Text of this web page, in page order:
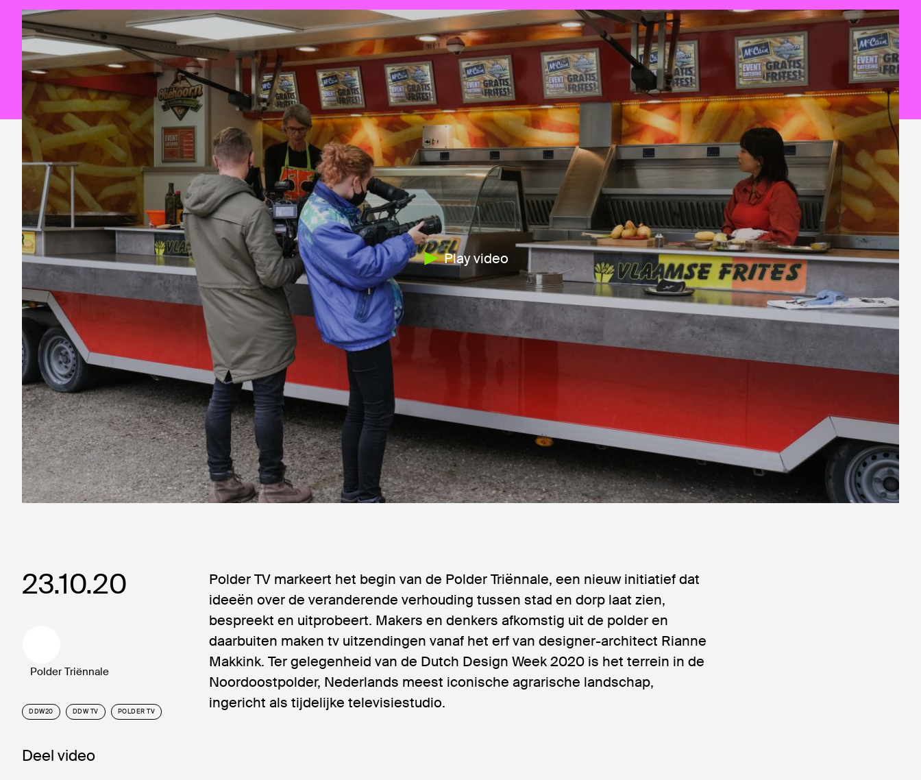
Play video
23.10.20
Polder Triënnale
DDW20 DDW TV POLDER TV
Deel video
Polder TV markeert het begin van de Polder Triënnale, een nieuw initiatief dat
ideeën over de veranderende verhouding tussen stad en dorp laat zien,
bespreekt en uitprobeert. Makers en denkers afkomstig uit de polder en
daarbuiten maken tv uitzendingen vanaf het erf van designer-architect Rianne
Makkink. Ter gelegenheid van de Dutch Design Week 2020 is het terrein in de
Noordoostpolder, Nederlands meest iconische agrarische landschap,
ingericht als tijdelijke televisiestudio.